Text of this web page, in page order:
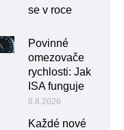
se v roce
Povinné
omezovače
rychlosti: Jak
ISA funguje
8.8.2026
Každé nové